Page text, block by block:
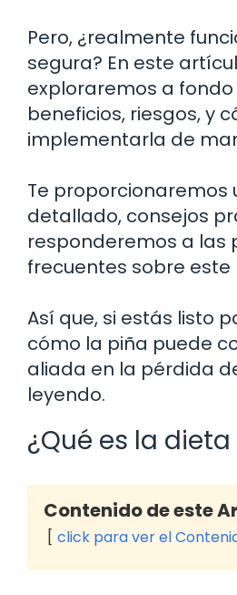
Pero, ¿realmente
segura? En este
exploraremos a
beneficios, riesgos, y
implementarla de
Te proporcionaremos
detallado, consejos
responderemos a las
frecuentes sobre este
Así que, si estás listo
cómo la piña puede
aliada en la pérdida
leyendo.
¿Qué es la
Contenido de este
click para ver el